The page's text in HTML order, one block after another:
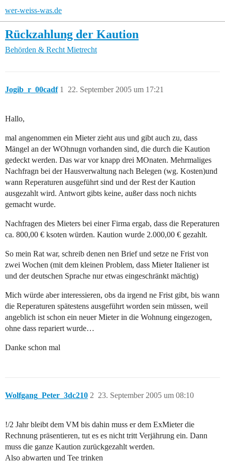
wer-weiss-was.de
Rückzahlung der Kaution
Behörden & Recht Mietrecht
Jogib_r_00cadf 22. September 2005 um 17:21
1
Hallo,
mal angenommen ein Mieter zieht aus und gibt auch zu, dass
Mängel an der WOhnugn vorhanden sind, die durch die Kaution
gedeckt werden. Das war vor knapp drei MOnaten. Mehrmaliges
Nachfragn bei der Hausverwaltung nach Belegen (wg. Kosten)und
wann Reperaturen ausgeführt sind und der Rest der Kaution
ausgezahlt wird. Antwort gibts keine, außer dass noch nichts
gemacht wurde.
Nachfragen des Mieters bei einer Firma ergab, dass die Reperaturen
ca. 800,00 € ksoten würden. Kaution wurde 2.000,00 € gezahlt.
So mein Rat war, schreib denen nen Brief und setze ne Frist von
zwei Wochen (mit dem kleinen Problem, dass Mieter Italiener ist
und der deutschen Sprache nur etwas eingeschränkt mächtig)
Mich würde aber interessieren, obs da irgend ne Frist gibt, bis wann
die Reperaturen spätestens ausgeführt worden sein müssen, weil
angeblich ist schon ein neuer Mieter in die Wohnung eingezogen,
ohne dass repariert wurde…
Danke schon mal
Wolfgang_Peter_3dc210 23. September 2005 um 08:10
2
!/2 Jahr bleibt dem VM bis dahin muss er dem ExMieter die
Rechnung präsentieren, tut es es nicht tritt Verjährung ein. Dann
muss die ganze Kaution zurückgezahlt werden.
Also abwarten und Tee trinken